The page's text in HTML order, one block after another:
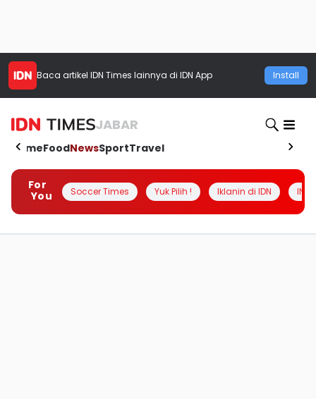
Baca artikel IDN Times lainnya di IDN App Install
JABAR
HomeFoodNewsSportTravel
For
You
Soccer Times Yuk Pilih ! Iklanin di IDN